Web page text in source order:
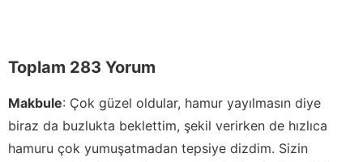
Toplam 283 Yorum
Makbule: Çok güzel oldular, hamur yayılmasın diye
biraz da buzlukta beklettim, şekil verirken de hızlıca
hamuru çok yumuşatmadan tepsiye dizdim. Sizin